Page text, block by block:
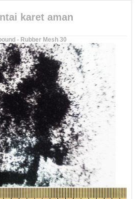
karet aman
- Rubber Mesh 30